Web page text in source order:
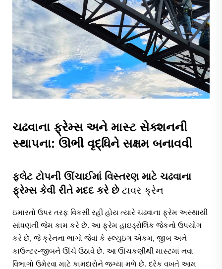
ચઢવાના ફ્રેમ્સ અને માસ્ટ સેક્શનની
સ્થાપના: ઊભી વૃદ્ધિને સક્ષમ બનાવવી
ફ્લેટ ટોપની ઊંચાઈમાં વિસ્તરણ માટે ચઢવાના
ફ્રેમ્સ કેવી રીતે મદદ કરે છે ટાવર ક્રેન
ઇમારતો ઉપર તરફ વિકસી રહી હોય ત્યારે ચઢવાના ફ્રેમ અસ્થાયી
સાંધણની જેમ કામ કરે છે. આ ફ્રેમ હાઇડ્રોલિક જેકનો ઉપયોગ
કરે છે, જે ક્રેનના ભાગો જેવાં કે સ્લ્યુઇંગ એકમ, જીબ અને
કાઉન્ટર-જીબને ઊંચે ઉઠાવે છે. આ ઊંચકણીથી માસ્ટમાં નવા
વિભાગો ઉમેરવા માટે કામદારોને જગ્યા મળે છે. દરેક વખતે આમ